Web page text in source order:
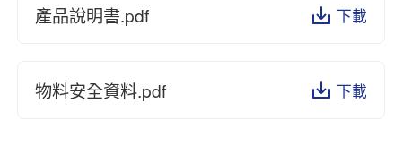
產品說明書.pdf 下載
物料安全資料.pdf 下載